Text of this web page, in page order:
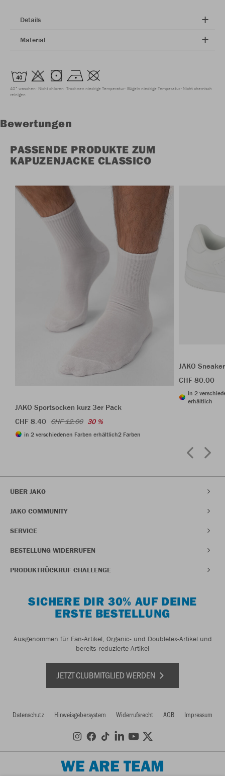
Details
Material
40° waschen Nicht chloren Trocknen niedrige Temperatur Bügeln niedrige Temperatur Nicht chemisch
reinigen
Bewertungen
PASSENDE PRODUKTE ZUM
KAPUZENJACKE CLASSICO
JAKO Sportsocken kurz 3er Pack
CHF 8.40 CHF 12.00 30 %
in 2 verschiedenen Farben erhältlich2 Farben
JAKO
CHF 80.00
in 2
erhältlich
ÜBER JAKO
JAKO COMMUNITY
SERVICE
BESTELLUNG WIDERRUFEN
PRODUKTRÜCKRUF CHALLENGE
SICHERE DIR 30% AUF DEINE
ERSTE BESTELLUNG
Ausgenommen für Fan-Artikel, Organic- und Doubletex-Artikel und
bereits reduzierte Artikel
JETZT CLUBMITGLIED WERDEN
Datenschutz Hinweisgebersystem Widerrufsrecht AGB Impressum
WE ARE TEAM